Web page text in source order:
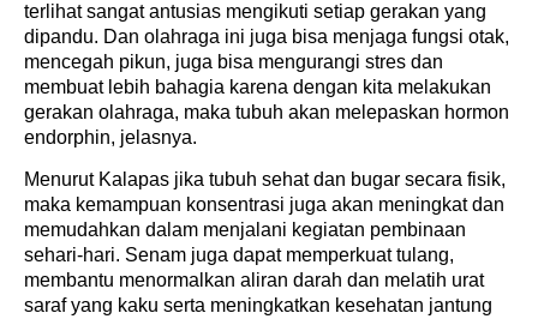
terlihat sangat antusias mengikuti setiap gerakan yang
dipandu. Dan olahraga ini juga bisa menjaga fungsi otak,
mencegah pikun, juga bisa mengurangi stres dan
membuat lebih bahagia karena dengan kita melakukan
gerakan olahraga, maka tubuh akan melepaskan hormon
endorphin, jelasnya.
Menurut Kalapas jika tubuh sehat dan bugar secara fisik,
maka kemampuan konsentrasi juga akan meningkat dan
memudahkan dalam menjalani kegiatan pembinaan
sehari-hari. Senam juga dapat memperkuat tulang,
membantu menormalkan aliran darah dan melatih urat
saraf yang kaku serta meningkatkan kesehatan jantung